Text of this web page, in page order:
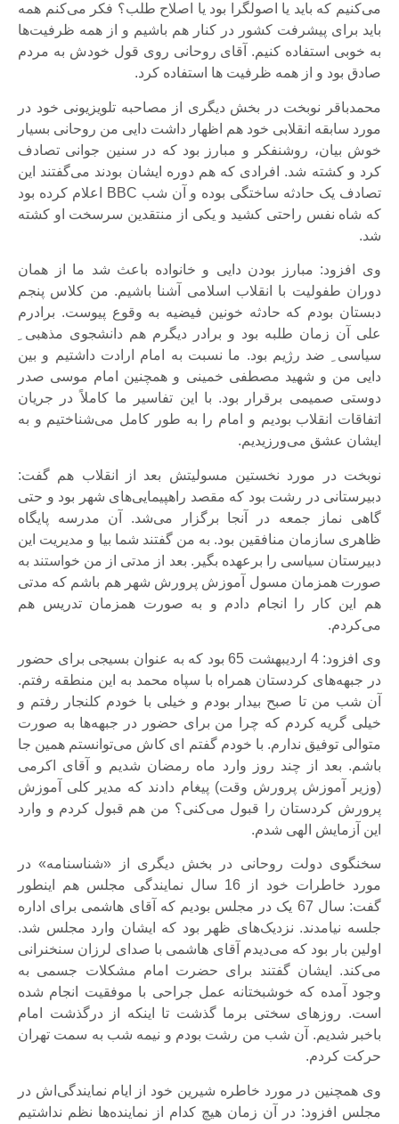
می‌کنیم که باید یا اصولگرا بود یا اصلاح طلب؟ فکر می‌کنم همه
باید برای پیشرفت کشور در کنار هم باشیم و از همه ظرفیت‌ها
به خوبی استفاده کنیم. آقای روحانی روی قول خودش به مردم
صادق بود و از همه ظرفیت ها استفاده کرد.
محمدباقر نوبخت در بخش دیگری از مصاحبه تلویزیونی خود در
مورد سابقه انقلابی خود هم اظهار داشت دایی من روحانی بسیار
خوش بیان، روشنفکر و مبارز بود که در سنین جوانی تصادف
کرد و کشته شد. افرادی که هم دوره ایشان بودند می‌گفتند این
تصادف یک حادثه ساختگی بوده و آن شب BBC اعلام کرده بود
که شاه نفس راحتی کشید و یکی از منتقدین سرسخت او کشته
شد.
وی افزود: مبارز بودن دایی و خانواده باعث شد ما از همان
دوران طفولیت با انقلاب اسلامی آشنا باشیم. من کلاس پنجم
دبستان بودم که حادثه خونین فیضیه به وقوع پیوست. برادرم
علی آن زمان طلبه بود و برادر دیگرم هم دانشجوی مذهبی ِ
سیاسی ِ ضد رژیم بود. ما نسبت به امام ارادت داشتیم و بین
دایی من و شهید مصطفی خمینی و همچنین امام موسی صدر
دوستی صمیمی برقرار بود. با این تفاسیر ما کاملاً در جریان
اتفاقات انقلاب بودیم و امام را به طور کامل می‌شناختیم و به
ایشان عشق می‌ورزیدیم.
نوبخت در مورد نخستین مسولیتش بعد از انقلاب هم گفت:
دبیرستانی در رشت بود که مقصد راهپیمایی‌های شهر بود و حتی
گاهی نماز جمعه در آنجا برگزار می‌شد. آن مدرسه پایگاه
ظاهری سازمان منافقین بود. به من گفتند شما بیا و مدیریت این
دبیرستان سیاسی را برعهده بگیر. بعد از مدتی از من خواستند به
صورت همزمان مسول آموزش پرورش شهر هم باشم که مدتی
هم این کار را انجام دادم و به صورت همزمان تدریس هم
می‌کردم.
وی افزود: 4 اردیبهشت 65 بود که به عنوان بسیجی برای حضور
در جبهه‌های کردستان همراه با سپاه محمد به این منطقه رفتم.
آن شب من تا صبح بیدار بودم و خیلی با خودم کلنجار رفتم و
خیلی گریه کردم که چرا من برای حضور در جبهه‌ها به صورت
متوالی توفیق ندارم. با خودم گفتم ای کاش می‌توانستم همین جا
باشم. بعد از چند روز وارد ماه رمضان شدیم و آقای اکرمی
(وزیر آموزش پرورش وقت) پیغام دادند که مدیر کلی آموزش
پرورش کردستان را قبول می‌کنی؟ من هم قبول کردم و وارد
این آزمایش الهی شدم.
سخنگوی دولت روحانی در بخش دیگری از «شناسنامه» در
مورد خاطرات خود از 16 سال نمایندگی مجلس هم اینطور
گفت: سال 67 یک در مجلس بودیم که آقای هاشمی برای اداره
جلسه نیامدند. نزدیک‌های ظهر بود که ایشان وارد مجلس شد.
اولین بار بود که می‌دیدم آقای هاشمی با صدای لرزان سنخنرانی
می‌کند. ایشان گفتند برای حضرت امام مشکلات جسمی به
وجود آمده که خوشبختانه عمل جراحی با موفقیت انجام شده
است. روزهای سختی برما گذشت تا اینکه از درگذشت امام
باخبر شدیم. آن شب من رشت بودم و نیمه شب به سمت تهران
حرکت کردم.
وی همچنین در مورد خاطره شیرین خود از ایام نمایندگی‌اش در
مجلس افزود: در آن زمان هیچ کدام از نماینده‌ها نظم نداشتیم